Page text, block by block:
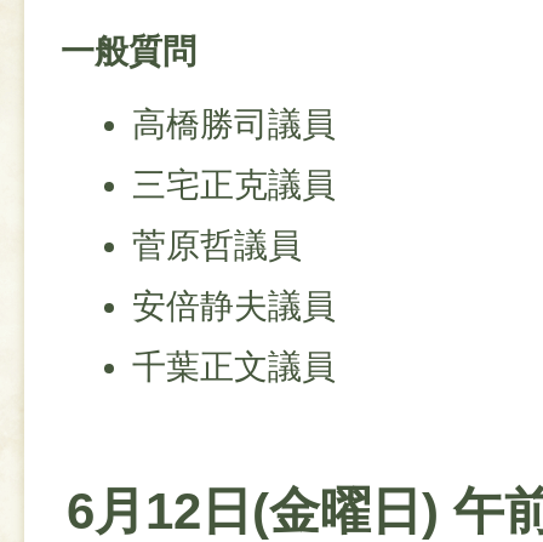
一般質問
高橋勝司議員
三宅正克議員
菅原哲議員
安倍静夫議員
千葉正文議員
6月12日(金曜日) 午